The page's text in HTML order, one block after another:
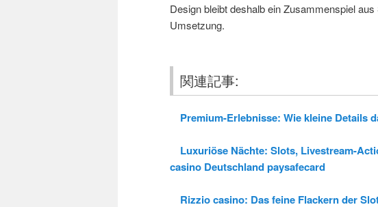
Design bleibt deshalb ein Zusammenspiel
Umsetzung.
関連記事:
Premium-Erlebnisse: Wie kleine Details
Luxuriöse Nächte: Slots, Livestream-
casino Deutschland paysafecard
Rizzio casino: Das feine Flackern der